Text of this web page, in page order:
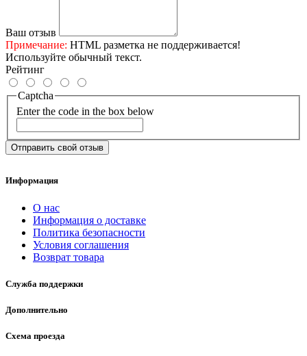
Ваш отзыв
Примечание: HTML разметка не поддерживается!
Используйте обычный текст.
Рейтинг
Captcha
Enter the code in the box below
Отправить свой отзыв
Информация
О нас
Информация о доставке
Политика безопасности
Условия соглашения
Возврат товара
Служба поддержки
Дополнительно
Схема проезда